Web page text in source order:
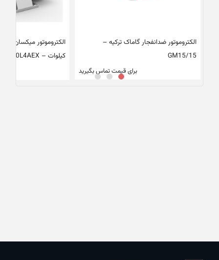
الکتروموتور ضدانفجار گاماک ترکیه –
GM15/15
برای قیمت تماس بگیرید
کیلوات – 90L4AEX – ضدانفجار